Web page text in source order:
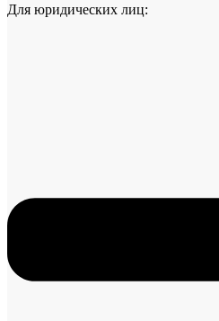
Для юридических лиц: